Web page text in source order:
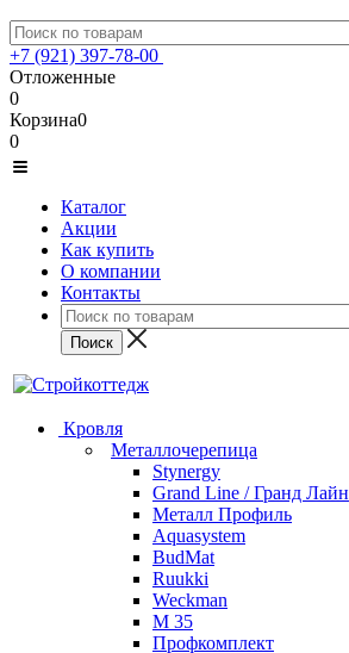
+7 (921) 397-78-00
Отложенные
0
Корзина0
0
Каталог
Акции
Как купить
О компании
Контакты
Кровля
Металлочерепица
Stynergy
Grand Line / Гранд Лайн
Металл Профиль
Aquasystem
BudMat
Ruukki
Weckman
М 35
Профкомплект